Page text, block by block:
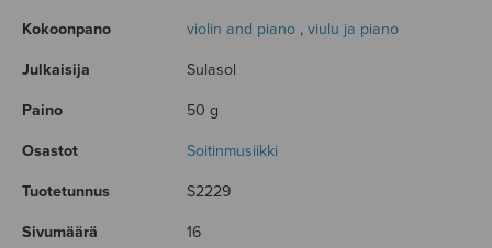
Kokoonpano violin and piano , viulu ja piano
Julkaisija Sulasol
Paino 50 g
Osastot Soitinmusiikki
Tuotetunnus S2229
Sivumäärä 16